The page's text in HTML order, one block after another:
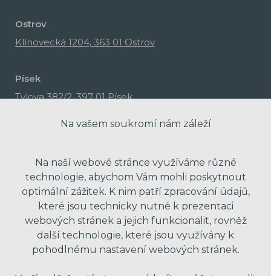
Ostrov
Klínovecká 1204, 363 01 Ostrov
Písek
Tylova 382/2, 397 01 Písek
Na vašem soukromí nám záleží
Na naší webové stránce využíváme různé
technologie, abychom Vám mohli poskytnout
optimální zážitek. K nim patří zpracování údajů,
které jsou technicky nutné k prezentaci
webových stránek a jejich funkcionalit, rovněž
další technologie, které jsou využívány k
pohodlnému nastavení webových stránek.